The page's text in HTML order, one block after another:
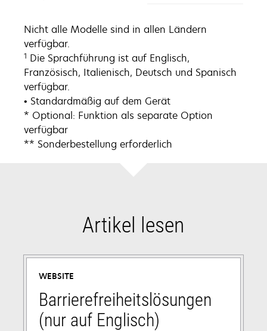
Nicht alle Modelle sind in allen Ländern
verfügbar.
1 Die Sprachführung ist auf Englisch,
Französisch, Italienisch, Deutsch und Spanisch
verfügbar.
• Standardmäßig auf dem Gerät
* Optional: Funktion als separate Option
verfügbar
** Sonderbestellung erforderlich
Artikel lesen
WEBSITE
Barrierefreiheitslösungen
(nur auf Englisch)